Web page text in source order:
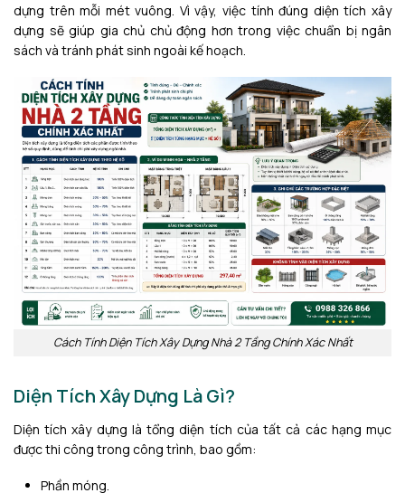
dựng trên mỗi mét vuông. Vì vậy, việc tính đúng diện tích xây
dựng sẽ giúp gia chủ chủ động hơn trong việc chuẩn bị ngân
sách và tránh phát sinh ngoài kế hoạch.
Cách Tính Diện Tích Xây Dựng Nhà 2 Tầng Chính Xác Nhất
Diện Tích Xây Dựng Là Gì?
Diện tích xây dựng là tổng diện tích của tất cả các hạng mục
được thi công trong công trình, bao gồm:
Phần móng.